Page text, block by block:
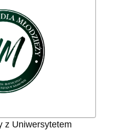
z Uniwersytetem